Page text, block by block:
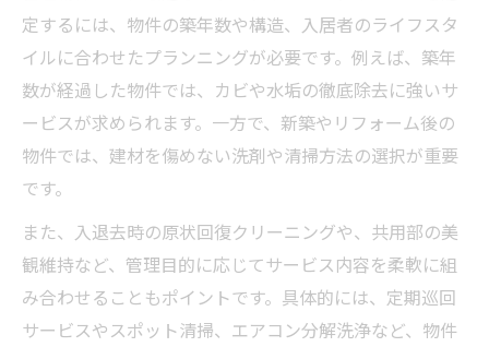
定するには、物件の築年数や構造、入居者のライフスタ
イルに合わせたプランニングが必要です。例えば、築年
数が経過した物件では、カビや水垢の徹底除去に強いサ
ービスが求められます。一方で、新築やリフォーム後の
物件では、建材を傷めない洗剤や清掃方法の選択が重要
です。
また、入退去時の原状回復クリーニングや、共用部の美
観維持など、管理目的に応じてサービス内容を柔軟に組
み合わせることもポイントです。具体的には、定期巡回
サービスやスポット清掃、エアコン分解洗浄など、物件